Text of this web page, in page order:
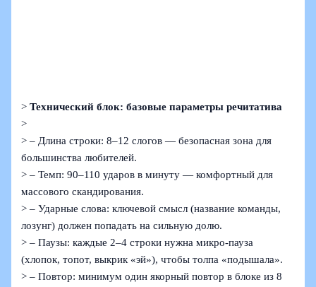
>Технический блок: базовые параметры речитатива
>
> – Длина строки: 8–12 слогов — безопасная зона для
большинства любителей.
> – Темп: 90–110 ударов в минуту — комфортный для
массового скандирования.
> – Ударные слова: ключевой смысл (название команды,
лозунг) должен попадать на сильную долю.
> – Паузы: каждые 2–4 строки нужна микро-пауза
(хлопок, топот, выкрик «эй»), чтобы толпа «подышала».
> – Повтор: минимум один якорный повтор в блоке из 8